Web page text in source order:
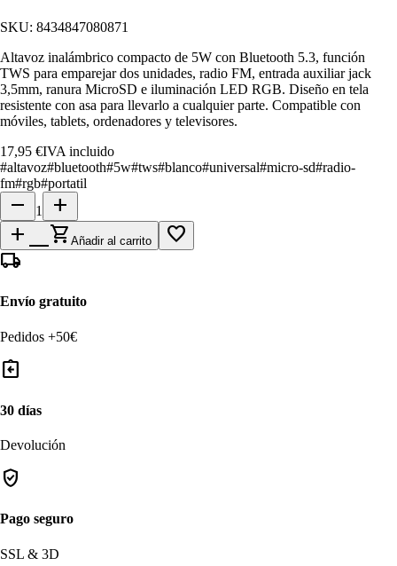
SKU: 8434847080871
Altavoz inalámbrico compacto de 5W con Bluetooth 5.3, función
TWS para emparejar dos unidades, radio FM, entrada auxiliar jack
3,5mm, ranura MicroSD e iluminación LED RGB. Diseño en tela
resistente con asa para llevarlo a cualquier parte. Compatible con
móviles, tablets, ordenadores y televisores.
17,95 €IVA incluido
#altavoz#bluetooth#5w#tws#blanco#universal#micro-sd#radio-
fm#rgb#portatil
remove 1
add
add_shopping_cart Añadir al carrito
favorite_border
local_shipping
Envío gratuito
Pedidos +50€
assignment_return
30 días
Devolución
verified_user
Pago seguro
SSL & 3D